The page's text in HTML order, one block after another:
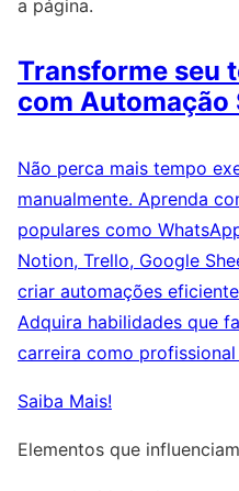
a página.
Transforme seu
com Automação
Não perca mais tempo
manualmente. Aprenda
populares como
Notion, Trello, Google
criar automações
Adquira habilidades que
carreira como
Saiba Mais!
Elementos que